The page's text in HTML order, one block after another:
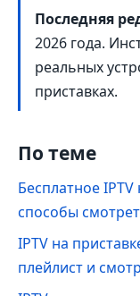
Последняя
2026 года.
реальных
приставках.
По теме
Бесплатное
способы
IPTV на
плейлист и